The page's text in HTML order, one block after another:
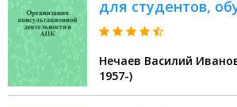
для студентов,
направлению
менеджмент")
Нечаев Василий
1957-)